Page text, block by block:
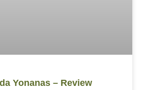
Yonanas – Review